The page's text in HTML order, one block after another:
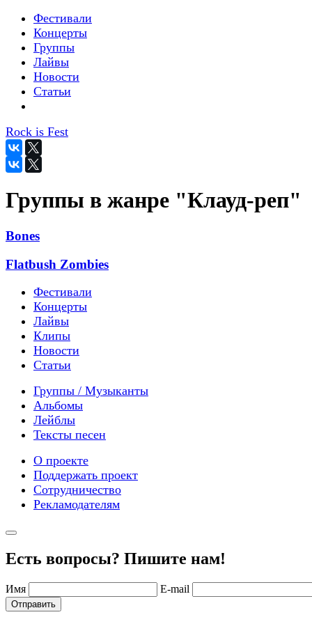
Фестивали
Концерты
Группы
Лайвы
Новости
Статьи
Rock is Fest
Группы в жанре "Клауд-реп"
Bones
Flatbush Zombies
Фестивали
Концерты
Лайвы
Клипы
Новости
Статьи
Группы / Музыканты
Альбомы
Лейблы
Тексты песен
О проекте
Поддержать проект
Сотрудничество
Рекламодателям
Есть вопросы? Пишите нам!
Имя E-mail